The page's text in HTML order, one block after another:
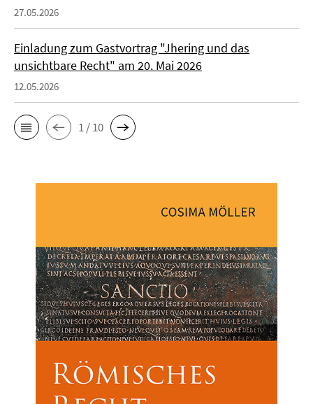
27.05.2026
Einladung zum Gastvortrag "Jhering und das
unsichtbare Recht" am 20. Mai 2026
12.05.2026
1 / 10